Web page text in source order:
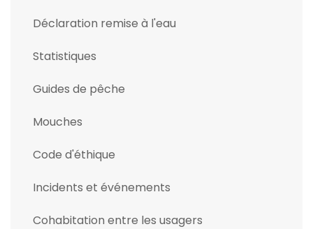
Déclaration remise à l'eau
Statistiques
Guides de pêche
Mouches
Code d'éthique
Incidents et événements
Cohabitation entre les usagers